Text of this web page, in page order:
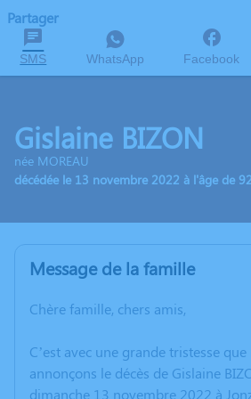
Partager
SMS WhatsApp Facebook
Gislaine BIZON
née MOREAU
décédée le 13 novembre 2022 à l'âge de
Message de la famille
Chère famille, chers amis,
C’est avec une grande tristesse
annonçons le décès de Gislaine
dimanche 13 novembre 2022 à